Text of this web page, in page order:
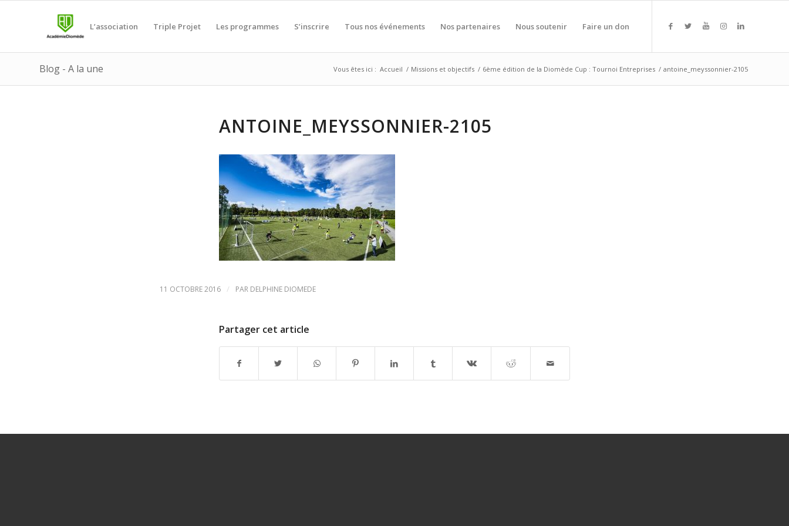
L’association Triple Projet Les programmes S’inscrire Tous nos événements Nos partenaires Nous soutenir Faire un don
Blog - A la une Vous êtes ici : Accueil / Missions et objectifs / 6ème édition de la Diomède Cup : Tournoi Entreprises / antoine_meyssonnier-2105
ANTOINE_MEYSSONNIER-2105
11 OCTOBRE 2016 / PAR DELPHINE DIOMEDE
Partager cet article